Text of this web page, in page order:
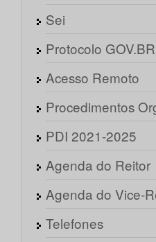
Sei
Protocolo GOV.BR
Acesso Remoto
Procedimentos
PDI 2021-2025
Agenda do Reitor
Agenda do Vice-
Telefones